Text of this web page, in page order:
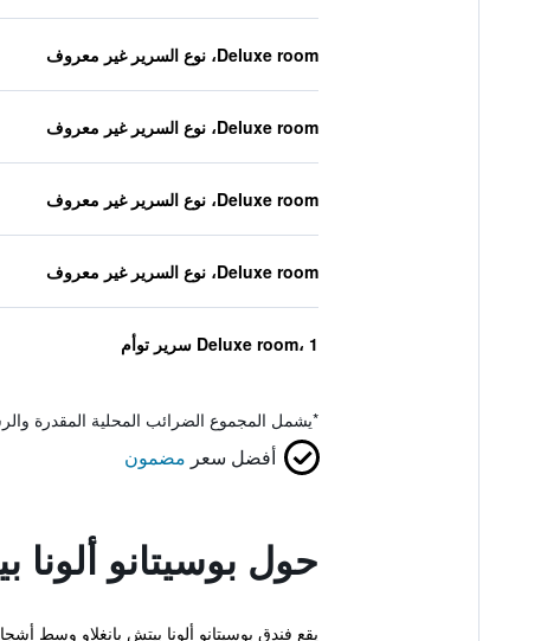
Deluxe room، نوع السرير غير معروف
Deluxe room، نوع السرير غير معروف
Deluxe room، نوع السرير غير معروف
Deluxe room، نوع السرير غير معروف
Deluxe room، 1 سرير توأم
*يشمل المجموع الضرائب المحلية المقدرة
أفضل سعر مضمون
حول بوسيتانو ألونا